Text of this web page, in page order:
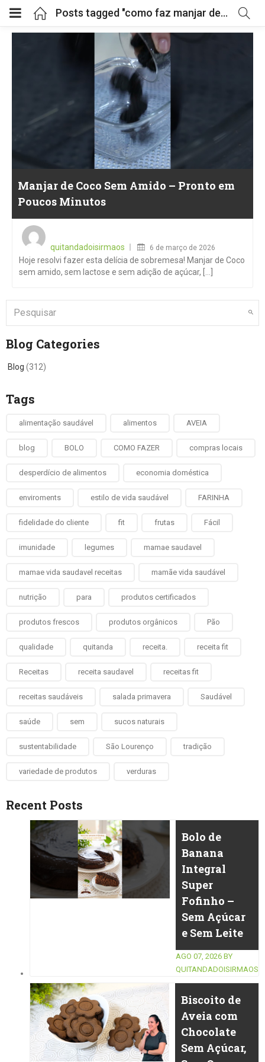
Posts tagged "como faz manjar de coco"
Manjar de Coco Sem Amido – Pronto em
Poucos Minutos
quitandadoisirmaos
6 de março de 2026
Hoje resolvi fazer esta delícia de sobremesa! Manjar de Coco
sem amido, sem lactose e sem adição de açúcar, [...]
Blog Categories
Blog (312)
Tags
alimentação saudável alimentos AVEIA
blog BOLO COMO FAZER compras locais
desperdício de alimentos economia doméstica
enviroments estilo de vida saudável FARINHA
fidelidade do cliente fit frutas Fácil
imunidade legumes mamae saudavel
mamae vida saudavel receitas mamãe vida saudável
nutrição para produtos certificados
produtos frescos produtos orgânicos Pão
qualidade quitanda receita. receita fit
Receitas receita saudavel receitas fit
receitas saudáveis salada primavera Saudável
saúde sem sucos naturais
sustentabilidade São Lourenço tradição
variedade de produtos verduras
Recent Posts
Bolo de
Banana
Integral
Super
Fofinho –
Sem Açúcar
e Sem Leite
AGO 07, 2026 BY
QUITANDADOISIRMAOS
Biscoito de
Aveia com
Chocolate
Sem Açúcar,